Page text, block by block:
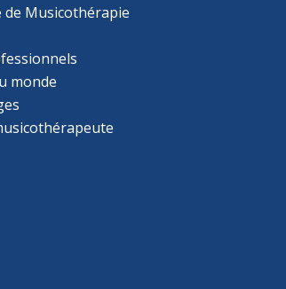
de Musicothérapie
monde